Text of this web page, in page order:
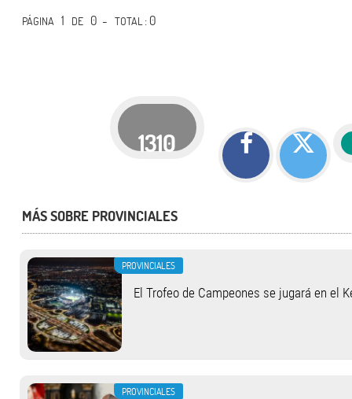
PÁGINA 1 DE 0 -TOTAL: 0
1310
MÁS SOBRE PROVINCIALES
PROVINCIALES
El Trofeo de Campeones se jugará en el
PROVINCIALES